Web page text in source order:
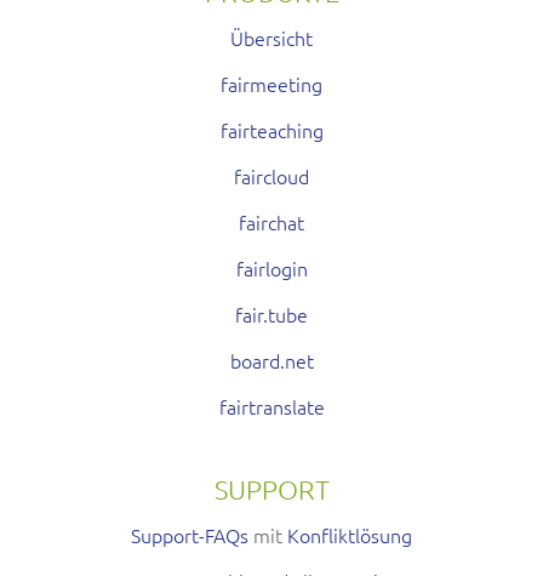
Übersicht
fairmeeting
fairteaching
faircloud
fairchat
fairlogin
fair.tube
board.net
fairtranslate
SUPPORT
Support-FAQs mit Konfliktlösung